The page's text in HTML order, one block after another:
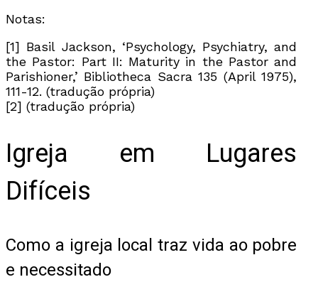
Notas:
[1] Basil Jackson, ‘Psychology, Psychiatry, and
the Pastor: Part II: Maturity in the Pastor and
Parishioner,’ Bibliotheca Sacra 135 (April 1975),
111-12. (tradução própria)
[2] (tradução própria)
Igreja em Lugares
Difíceis
Como a igreja local traz vida ao pobre
e necessitado